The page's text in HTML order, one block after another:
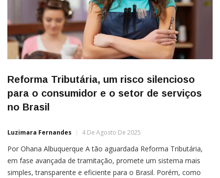
Reforma Tributária, um risco silencioso
para o consumidor e o setor de serviços
no Brasil
Luzimara Fernandes 4 De Agosto De 2025
Por Ohana Albuquerque A tão aguardada Reforma Tributária,
em fase avançada de tramitação, promete um sistema mais
simples, transparente e eficiente para o Brasil. Porém, como